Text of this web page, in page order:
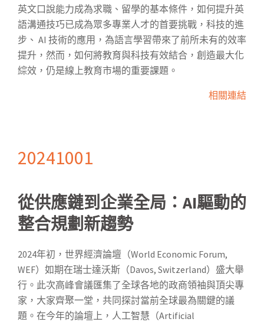
英文口說能力成為求職、留學的基本條件，如何提升英
語溝通技巧已成為眾多專業人才的首要挑戰，科技的進
步、 AI 技術的應用，為語言學習帶來了前所未有的效率
提升，然而，如何將教育與科技有效結合，創造最大化
綜效，仍是線上教育市場的重要課題。
相關連結
20241001
從供應鏈到企業全局：AI驅動的
整合規劃新趨勢
2024年初，世界經濟論壇（World Economic Forum,
WEF）如期在瑞士達沃斯（Davos, Switzerland）盛大舉
行。此次高峰會議匯集了全球各地的政商領袖與頂尖專
家，大家齊聚一堂，共同探討當前全球最為關鍵的議
題。在今年的論壇上，人工智慧（Artificial